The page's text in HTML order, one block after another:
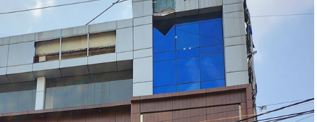
में निकाली गयी भव्य शोभा यात्रा